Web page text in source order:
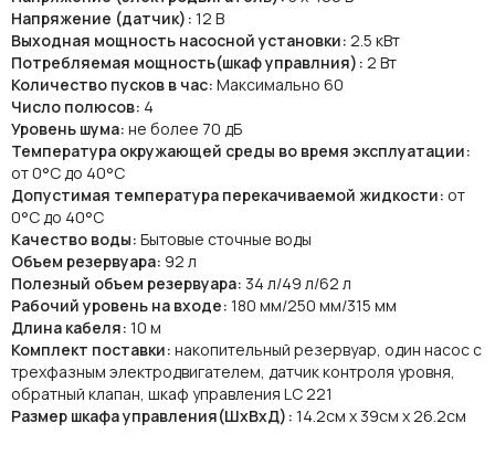
Напряжение (датчик): 12 В
Выходная мощность насосной установки: 2.5 кВт
Потребляемая мощность(шкаф управлния): 2 Вт
Количество пусков в час: Максимально 60
Число полюсов: 4
Уровень шума: не более 70 дБ
Температура окружающей среды во время эксплуатации:
от 0°C до 40°C
Допустимая температура перекачиваемой жидкости: от
0°C до 40°C
Качество воды: Бытовые сточные воды
Объем резервуара: 92 л
Полезный объем резервуара: 34 л/49 л/62 л
Рабочий уровень на входе: 180 мм/250 мм/315 мм
Длина кабеля: 10 м
Комплект поставки: накопительный резервуар, один насос с
трехфазным электродвигателем, датчик контроля уровня,
обратный клапан, шкаф управления LC 221
Размер шкафа управления(ШхВхД): 14.2см х 39см х 26.2см